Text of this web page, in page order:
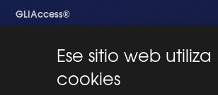
GLIAccess®
GLI Link®
EMPEZANDO
Nuevo en GLI
Ese sitio web utiliza
cookies